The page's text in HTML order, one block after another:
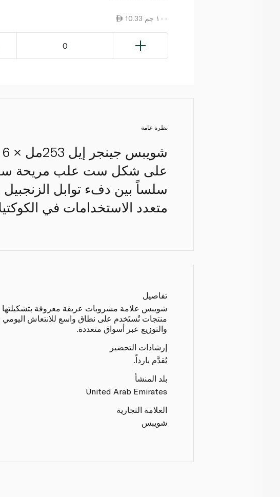
10.33 ١٠٠ جم
0
نظرة عامة
سلساً بين دفء توابل الزنجبيل
متعدد الاستخدامات في
تفاصيل
شويبس علامة مشروبات عريقة معروفة بتشكيلتها
منتجات تُستَخدم على نطاق واسع للانتعاش
والتوزيع عبر أسواق متعددة.
إرشادات التحضير
يُقدَّم بارداً.
بلد المنشأ
United Arab Emirates
العلامة التجارية
شويبس